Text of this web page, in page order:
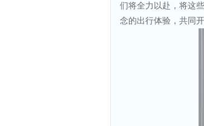
们将全力以赴，将这
念的出行体验，共同